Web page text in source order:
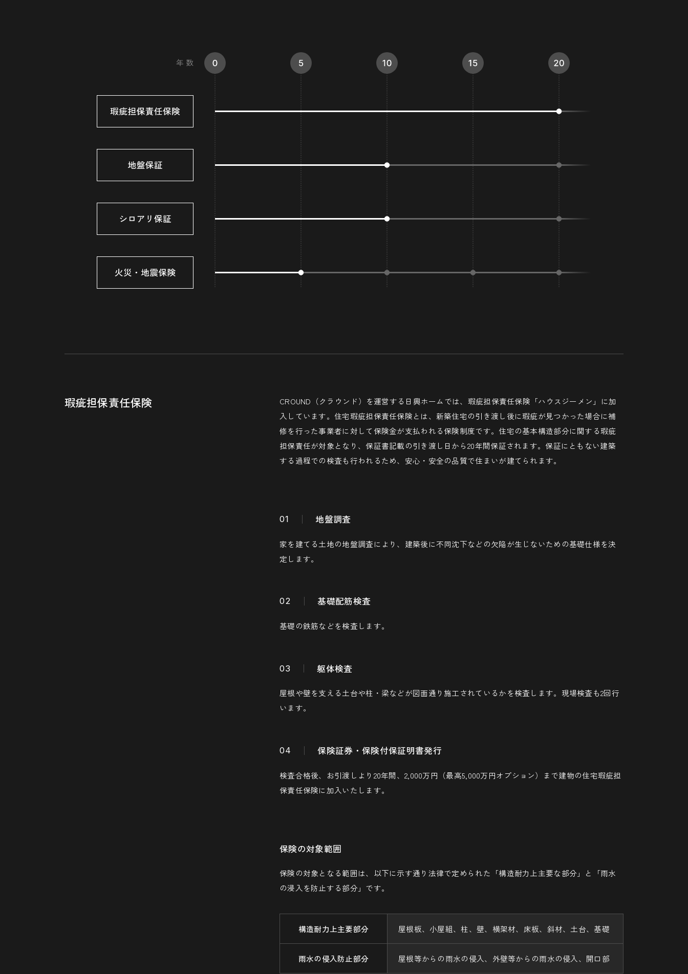
瑕疵担保責任保険
CROUND（クラウンド）を運営する日興ホームでは、瑕疵担保責任保険「ハウスジーメン」に加
入しています。住宅瑕疵担保責任保険とは、新築住宅の引き渡し後に瑕疵が見つかった場合に補
修を行った事業者に対して保険金が支払われる保険制度です。住宅の基本構造部分に関する瑕疵
担保責任が対象となり、保証書記載の引き渡し日から20年間保証されます。保証にともない建築
する過程での検査も行われるため、安心・安全の品質で住まいが建てられます。
01 地盤調査
家を建てる土地の地盤調査により、建築後に不同沈下などの欠陥が生じないための基礎仕様を決
定します。
02 基礎配筋検査
基礎の鉄筋などを検査します。
03 躯体検査
屋根や壁を支える土台や柱・梁などが図面通り施工されているかを検査します。現場検査も2回行
います。
04 保険証券・保険付保証明書発行
検査合格後、お引渡しより20年間、2,000万円（最高5,000万円オプション）まで建物の住宅瑕疵担
保責任保険に加入いたします。
保険の対象範囲
保険の対象となる範囲は、以下に示す通り法律で定められた「構造耐力上主要な部分」と「雨水
の浸入を防止する部分」です。
構造耐力上主要部分 屋根板、小屋組、柱、壁、横架材、床板、斜材、土台、基礎
雨水の侵入防止部分 屋根等からの雨水の侵入、外壁等からの雨水の侵入、開口部